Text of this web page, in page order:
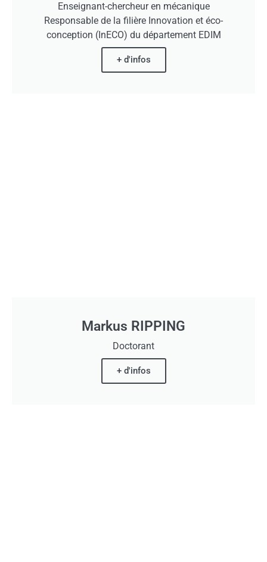
Enseignant-chercheur en mécanique
Responsable de la filière Innovation et éco-
conception (InECO) du département EDIM
+ d'infos
Markus RIPPING
Doctorant
+ d'infos